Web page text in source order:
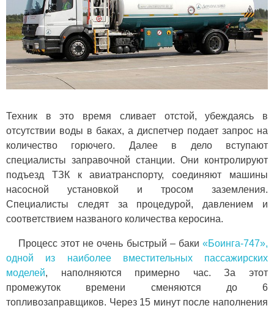
Техник в это время сливает отстой, убеждаясь в
отсутствии воды в баках, а диспетчер подает запрос на
количество горючего. Далее в дело вступают
специалисты заправочной станции. Они контролируют
подъезд ТЗК к авиатранспорту, соединяют машины
насосной установкой и тросом заземления.
Специалисты следят за процедурой, давлением и
соответствием названого количества керосина.
Процесс этот не очень быстрый – баки «Боинга-747»,
одной из наиболее вместительных пассажирских
моделей, наполняются примерно час. За этот
промежуток времени сменяются до 6
топливозаправщиков. Через 15 минут после наполнения